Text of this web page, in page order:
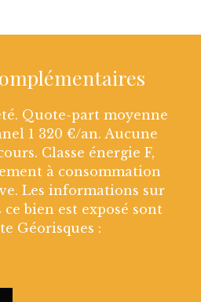
Quote-part moyenne
1 320 €/an. Aucune
Classe énergie F,
à consommation
Les informations sur
bien est exposé sont
Géorisques :